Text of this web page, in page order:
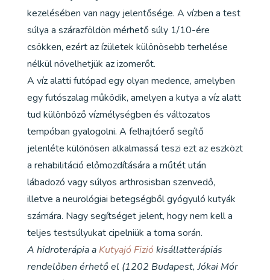
kezelésében van nagy jelentősége. A vízben a test
súlya a szárazföldön mérhető súly 1/10-ére
csökken, ezért az ízületek különösebb terhelése
nélkül növelhetjük az izomerőt.
A víz alatti futópad egy olyan medence, amelyben
egy futószalag működik, amelyen a kutya a víz alatt
tud különböző vízmélységben és változatos
tempóban gyalogolni. A felhajtóerő segítő
jelenléte különösen alkalmassá teszi ezt az eszközt
a rehabilitáció előmozdítására a műtét után
lábadozó vagy súlyos arthrosisban szenvedő,
illetve a neurológiai betegségből gyógyuló kutyák
számára. Nagy segítséget jelent, hogy nem kell a
teljes testsúlyukat cipelniük a torna során.
A hidroterápia a Kutyajó Fizió kisállatterápiás
rendelőben érhető el (1202 Budapest, Jókai Mór